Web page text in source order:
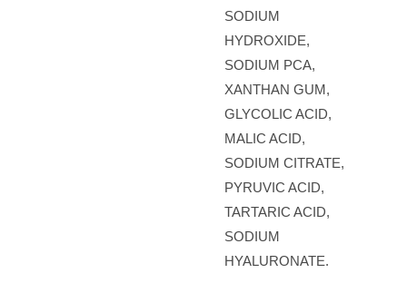
SODIUM
HYDROXIDE,
SODIUM PCA,
XANTHAN GUM,
GLYCOLIC ACID,
MALIC ACID,
SODIUM CITRATE,
PYRUVIC ACID,
TARTARIC ACID,
SODIUM
HYALURONATE.